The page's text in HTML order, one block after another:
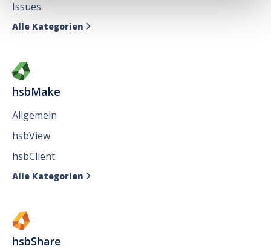
Issues
Alle Kategorien 
hsbMake
Allgemein
hsbView
hsbClient
Alle Kategorien 
hsbShare